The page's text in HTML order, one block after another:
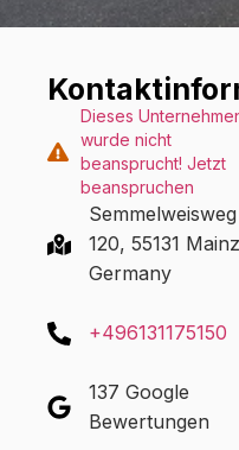
Dieses
wurde nicht
beansprucht! Jetzt
beanspruchen
Semmelweisweg
120, 55131
Germany
+496131175150
137 Google
Bewertungen